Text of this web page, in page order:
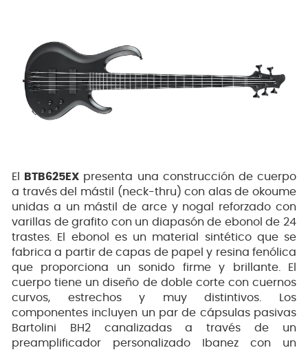
El BTB625EX presenta una construcción de cuerpo
a través del mástil (neck-thru) con alas de okoume
unidas a un mástil de arce y nogal reforzado con
varillas de grafito con un diapasón de ebonol de 24
trastes. El ebonol es un material sintético que se
fabrica a partir de capas de papel y resina fenólica
que proporciona un sonido firme y brillante. El
cuerpo tiene un diseño de doble corte con cuernos
curvos, estrechos y muy distintivos. Los
componentes incluyen un par de cápsulas pasivas
Bartolini BH2 canalizadas a través de un
preamplificador personalizado Ibanez con un